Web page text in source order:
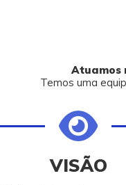
Atuamos
Temos uma
VISÃO